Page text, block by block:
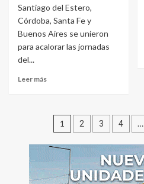
Santiago del Estero,
Córdoba, Santa Fe y
Buenos Aires se unieron
para acalorar las jornadas
del...
Leer más
Paginación
de
entradas
1 2 3 4 …